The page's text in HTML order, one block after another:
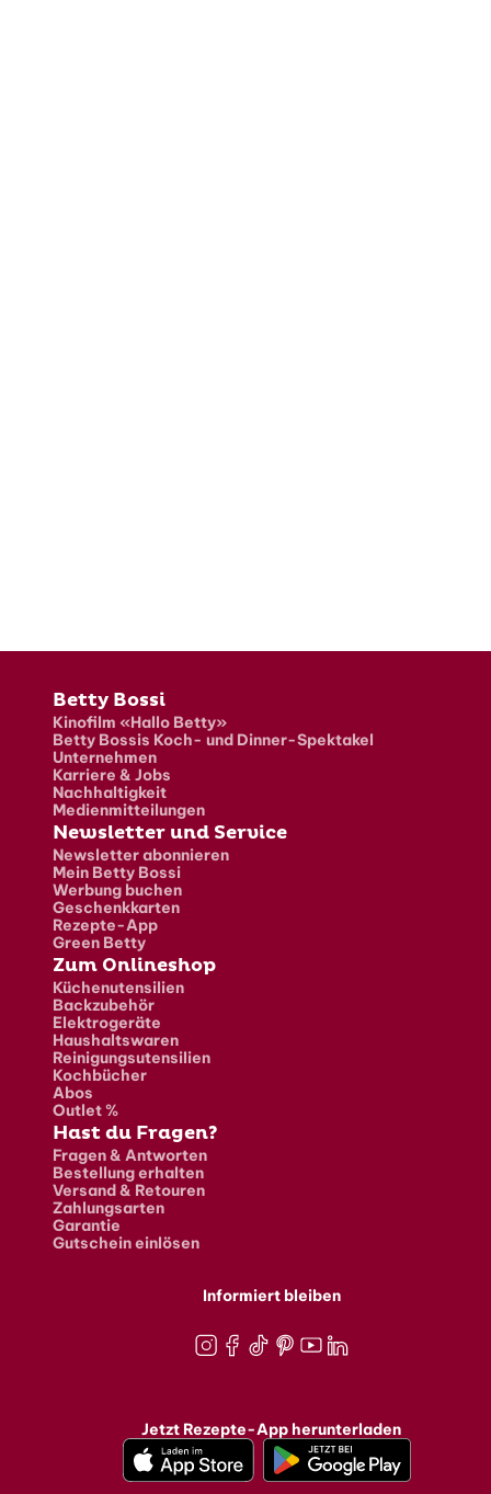
Fusszeile
Betty Bossi
Kinofilm «Hallo Betty»
Betty Bossis Koch- und Dinner-Spektakel
Unternehmen
Karriere & Jobs
Nachhaltigkeit
Medienmitteilungen
Newsletter und Service
Newsletter abonnieren
Mein Betty Bossi
Werbung buchen
Geschenkkarten
Rezepte-App
Green Betty
Zum Onlineshop
Küchenutensilien
Backzubehör
Elektrogeräte
Haushaltswaren
Reinigungsutensilien
Kochbücher
Abos
Outlet %
Hast du Fragen?
Fragen & Antworten
Bestellung erhalten
Versand & Retouren
Zahlungsarten
Garantie
Gutschein einlösen
Informiert bleiben
Jetzt Rezepte-App herunterladen